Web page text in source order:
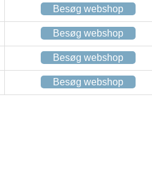
Besøg webshop
Besøg webshop
Besøg webshop
Besøg webshop